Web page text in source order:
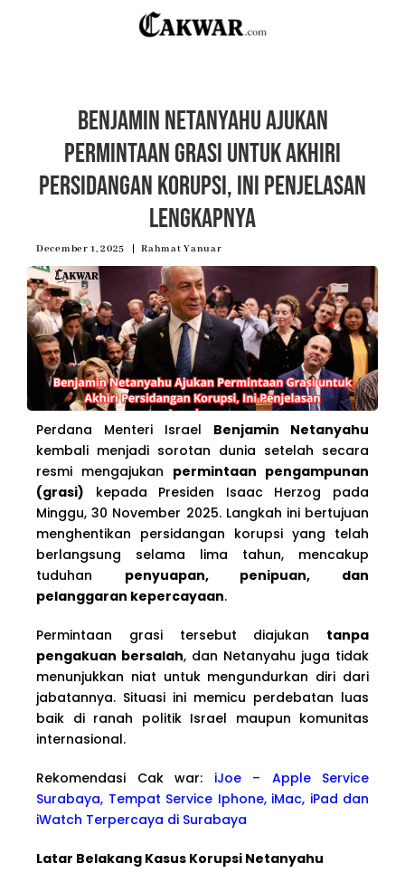
Benjamin Netanyahu Ajukan
Permintaan Grasi untuk Akhiri
Persidangan Korupsi, Ini Penjelasan
Lengkapnya
December 1, 2025 Rahmat Yanuar
Perdana Menteri Israel Benjamin Netanyahu
kembali menjadi sorotan dunia setelah secara
resmi mengajukan permintaan pengampunan
(grasi) kepada Presiden Isaac Herzog pada
Minggu, 30 November 2025. Langkah ini bertujuan
menghentikan persidangan korupsi yang telah
berlangsung selama lima tahun, mencakup
tuduhan penyuapan, penipuan, dan
pelanggaran kepercayaan.
Permintaan grasi tersebut diajukan tanpa
pengakuan bersalah, dan Netanyahu juga tidak
menunjukkan niat untuk mengundurkan diri dari
jabatannya. Situasi ini memicu perdebatan luas
baik di ranah politik Israel maupun komunitas
internasional.
Rekomendasi Cak war: iJoe – Apple Service
Surabaya, Tempat Service Iphone, iMac, iPad dan
iWatch Terpercaya di Surabaya
Latar Belakang Kasus Korupsi Netanyahu